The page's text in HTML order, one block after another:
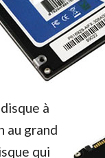
à
au grand
qui